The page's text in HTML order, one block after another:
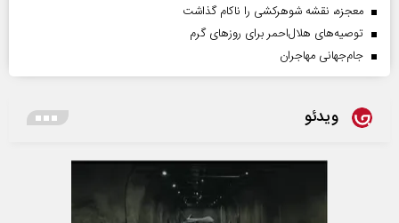
معجزه، نقشه شوهرکشی را ناکام گذاشت
توصیه‌های هلال‌احمر برای روز‌های گرم
جام‌جهانی مهاجران
ویدئو